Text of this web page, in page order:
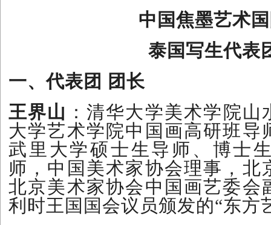
中国焦墨艺术
泰国写生代表
一、代表团 团长
王界山 ：清华大学美术学院
大学艺术学院中国画高研班导
武里大学硕士生导师、博士
师，中国美术家协会理事，北
北京美术家协会中国画艺委会
利时王国国会议员颁发的“东方